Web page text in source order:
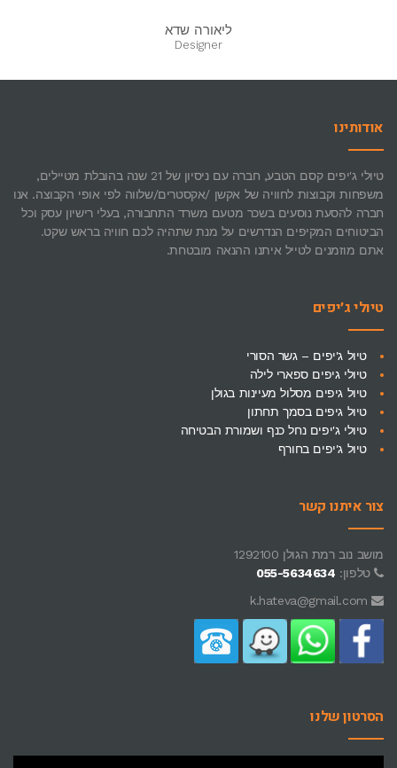
ליאורה שדא
Designer
אודותינו
טיולי ג'יפים קסם הטבע, חברה עם ניסיון של 21 שנה בהובלת מטיילים,
משפחות וקבוצות לחוויה של אקשן /אקסטרים/שלווה לפי אופי הקבוצה. אנו
חברה להסעת נוסעים בשכר מטעם משרד התחבורה, בעלי רישיון עסק וכל
הביטוחים המקיפים הנדרשים על מנת שתהיה לכם חוויה בראש שקט.
אתם מוזמנים לטייל איתנו ההנאה מובטחת.
טיולי ג׳יפים
טיול ג'יפים – גשר הסורי
טיולי גיפים ספארי לילה
טיול גיפים מסלול מעיינות בגולן
טיול גיפים בסמך תחתון
טיולי ג'יפים נחל כנף ושמורת הבטיחה
טיול ג'יפים בחורף
צור איתנו קשר
מושב נוב רמת הגולן 1292100
טלפון: 055-5634634
k.hateva@gmail.com
הסרטון שלנו